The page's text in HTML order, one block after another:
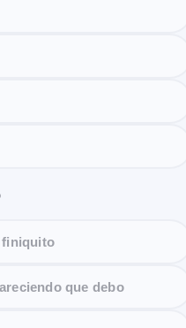
finiquito
que debo